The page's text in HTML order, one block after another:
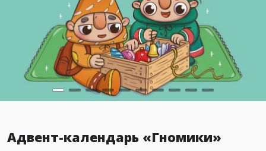
Адвент-календарь «Гномики»